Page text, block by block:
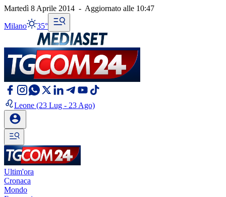
Martedì 8 Aprile 2014 - Aggiornato alle 10:47
Milano 35°
Leone (23 Lug - 23 Ago)
Ultim'ora
Cronaca
Mondo